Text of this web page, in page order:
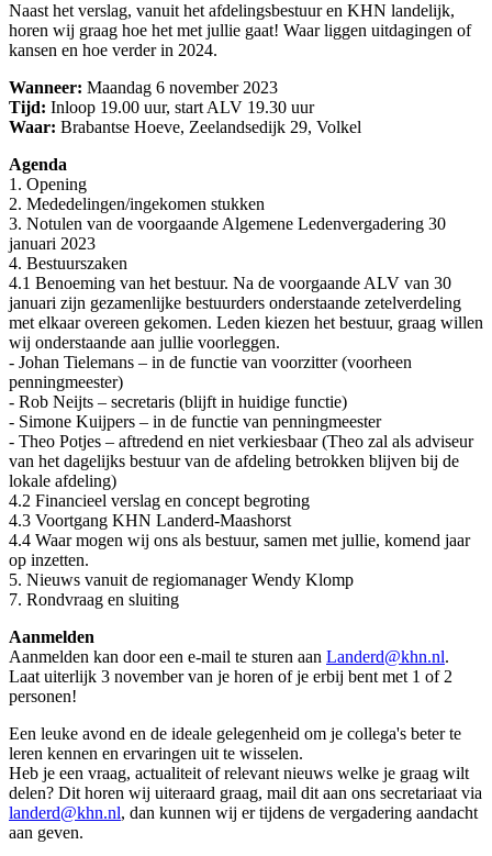
Naast het verslag, vanuit het afdelingsbestuur en KHN landelijk,
horen wij graag hoe het met jullie gaat! Waar liggen uitdagingen of
kansen en hoe verder in 2024.
Wanneer: Maandag 6 november 2023
Tijd: Inloop 19.00 uur, start ALV 19.30 uur
Waar: Brabantse Hoeve, Zeelandsedijk 29, Volkel
Agenda
1. Opening
2. Mededelingen/ingekomen stukken
3. Notulen van de voorgaande Algemene Ledenvergadering 30
januari 2023
4. Bestuurszaken
4.1 Benoeming van het bestuur. Na de voorgaande ALV van 30
januari zijn gezamenlijke bestuurders onderstaande zetelverdeling
met elkaar overeen gekomen. Leden kiezen het bestuur, graag willen
wij onderstaande aan jullie voorleggen.
- Johan Tielemans – in de functie van voorzitter (voorheen
penningmeester)
- Rob Neijts – secretaris (blijft in huidige functie)
- Simone Kuijpers – in de functie van penningmeester
- Theo Potjes – aftredend en niet verkiesbaar (Theo zal als adviseur
van het dagelijks bestuur van de afdeling betrokken blijven bij de
lokale afdeling)
4.2 Financieel verslag en concept begroting
4.3 Voortgang KHN Landerd-Maashorst
4.4 Waar mogen wij ons als bestuur, samen met jullie, komend jaar
op inzetten.
5. Nieuws vanuit de regiomanager Wendy Klomp
7. Rondvraag en sluiting
Aanmelden
Aanmelden kan door een e-mail te sturen aan Landerd@khn.nl.
Laat uiterlijk 3 november van je horen of je erbij bent met 1 of 2
personen!
Een leuke avond en de ideale gelegenheid om je collega's beter te
leren kennen en ervaringen uit te wisselen.
Heb je een vraag, actualiteit of relevant nieuws welke je graag wilt
delen? Dit horen wij uiteraard graag, mail dit aan ons secretariaat via
landerd@khn.nl, dan kunnen wij er tijdens de vergadering aandacht
aan geven.